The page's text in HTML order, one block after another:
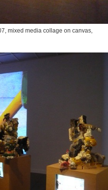
mixed media collage on canvas,